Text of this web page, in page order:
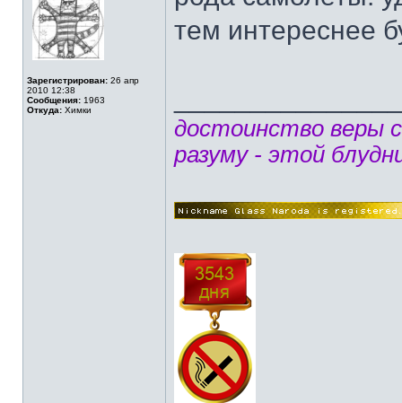
Зарегистрирован: 26 апр
2010 12:38
Сообщения: 1963
Откуда: Химки
тем интереснее
достоинство веры
разуму - этой